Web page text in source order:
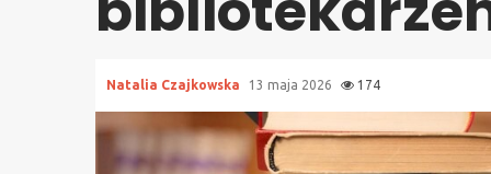
Natalia Czajkowska 13 maja 2026 174